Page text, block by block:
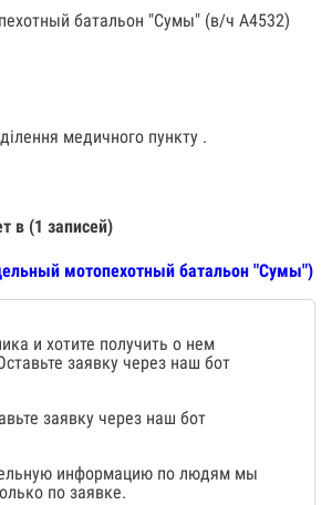
батальон "Сумы" (в/ч А4532)
медичного пункту .
в (1 записей)
мотопехотный батальон "Сумы")
и хотите получить о нем
заявку через наш бот
заявку через наш бот
информацию по людям мы
по заявке.